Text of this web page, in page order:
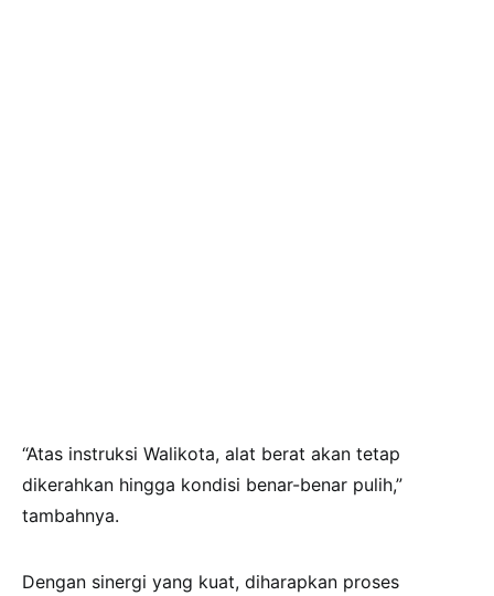
“Atas instruksi Walikota, alat berat akan tetap
dikerahkan hingga kondisi benar-benar pulih,”
tambahnya.
Dengan sinergi yang kuat, diharapkan proses